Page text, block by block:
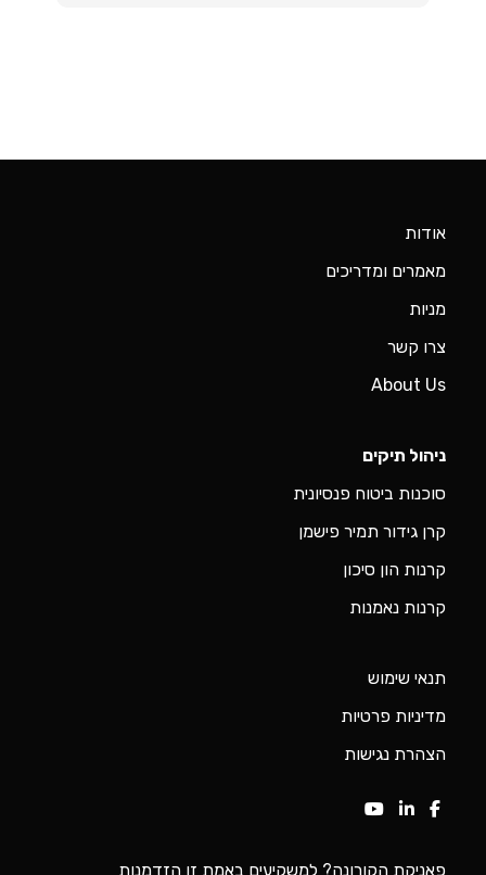
אודות
מאמרים ומדריכים
מניות
צרו קשר
About Us
ניהול תיקים
סוכנות ביטוח פנסיונית
קרן גידור תמיר פישמן
קרנות הון סיכון
קרנות נאמנות
תנאי שימוש
מדיניות פרטיות
הצהרת נגישות
פאניקת הקורונה? למשקיעים באמת זו הזדמנות